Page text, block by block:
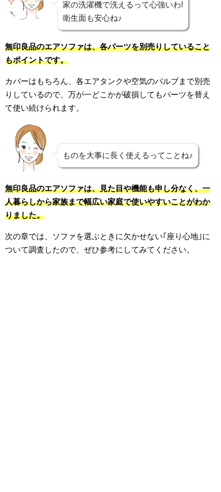
家の洗濯機で洗えるって心強いわ!
衛生面も安心ね♪
無印良品のエアソファは、各パーツを別売りしていること
もポイントです。
カバーはもちろん、各エアタンクや空気のバルブまで別売
りしているので、万が一どこかが破損してもパーツを替え
て使い続けられます。
ものを大事に長く使えるってことね♪
無印良品のエアソファは、見た目や機能も申し分なく、一
人暮らしから家族まで幅広い家庭で使いやすいことがわか
りました。
次の章では、ソファを選ぶときに欠かせない｢座り心地｣に
ついて調査したので、ぜひ参考にしてみてください。